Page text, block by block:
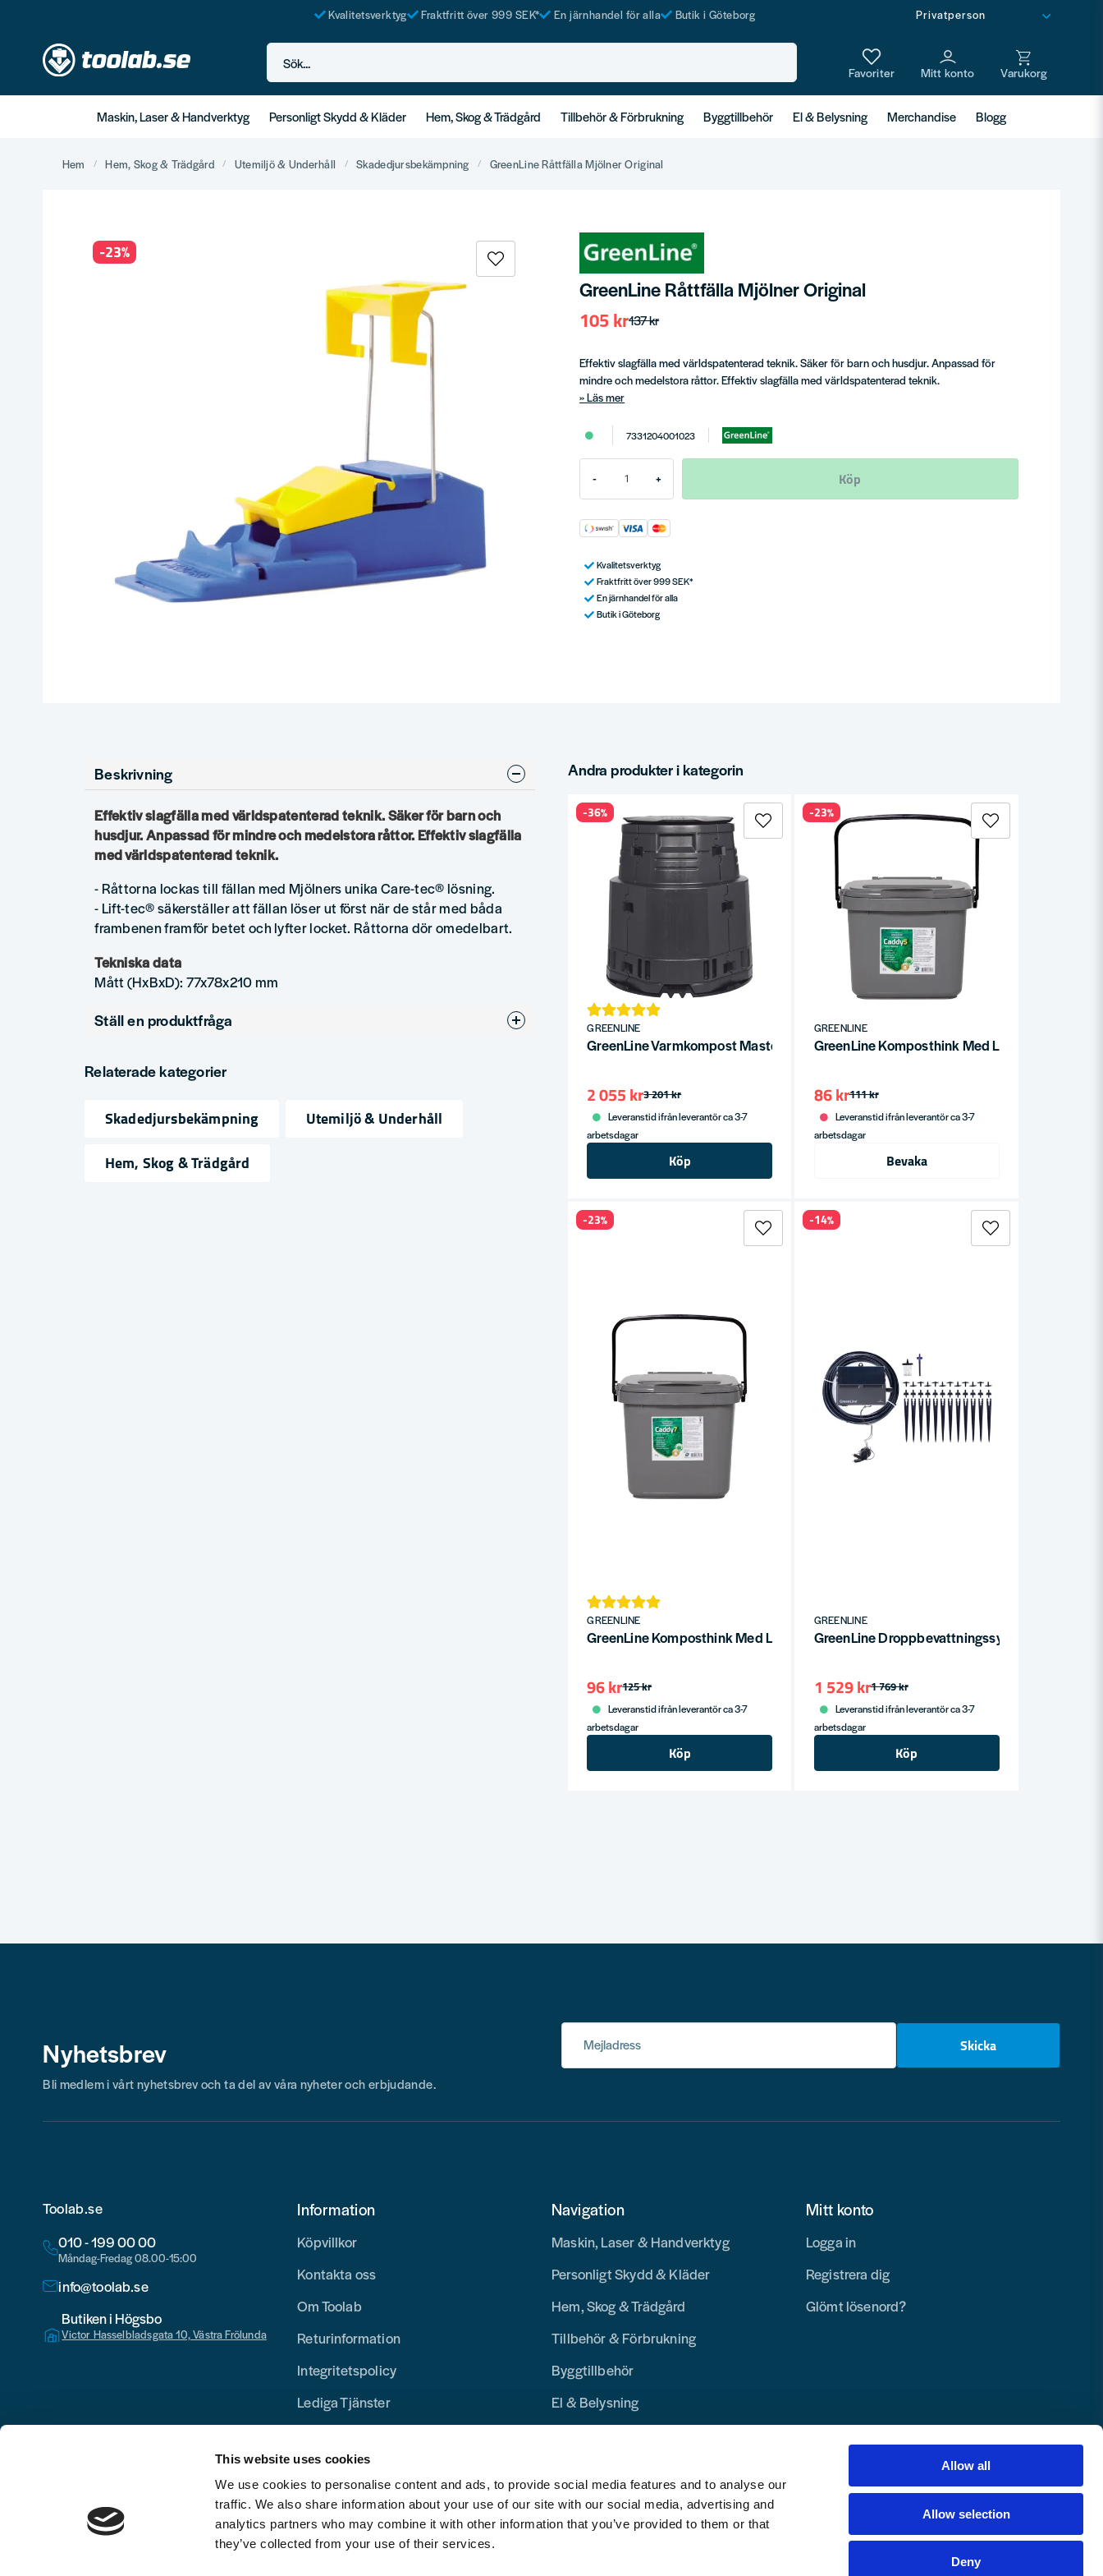
This website uses cookies
We use cookies to personalise content and ads, to provide social media features and to analyse our
traffic. We also share information about your use of our site with our social media, advertising and
analytics partners who may combine it with other information that you’ve provided to them or that
they’ve collected from your use of their services.
Allow all
Allow selection
Deny
Kvalitetsverktyg Fraktfritt över 999 SEK* En järnhandel för alla Butik i Göteborg
Sök...
Maskin, Laser & Handverktyg Personligt Skydd & Kläder Hem, Skog & Trädgård Tillbehör & Förbrukning Byggtillbehör El & Belysning Merchandise Blogg
Hem Hem, Skog & Trädgård Utemiljö & Underhåll Skadedjursbekämpning GreenLine Råttfälla Mjölner Original
-23%
GreenLine Råttfälla Mjölner Original
137 kr
105 kr
Effektiv slagfälla med världspatenterad teknik. Säker för barn och husdjur. Anpassad för
mindre och medelstora råttor. Effektiv slagfälla med världspatenterad teknik.
Läs mer
7331204001023
- + Köp
Kvalitetsverktyg
Fraktfritt över 999 SEK*
En järnhandel för alla
Butik i Göteborg
Beskrivning
Effektiv slagfälla med världspatenterad teknik. Säker för barn och
husdjur. Anpassad för mindre och medelstora råttor. Effektiv slagfälla
med världspatenterad teknik.
- Råttorna lockas till fällan med Mjölners unika Care-tec® lösning.
- Lift-tec® säkerställer att fällan löser ut först när de står med båda
frambenen framför betet och lyfter locket. Råttorna dör omedelbart.
Tekniska data
Mått (HxBxD): 77x78x210 mm
Ställ en produktfråga
Fråga oss något om denna produkten...
Relaterade kategorier
Skadedjursbekämpning
Utemiljö & Underhåll
Hem, Skog & Trädgård
Andra produkter i kategorin
GREENLINE
GreenLine Varmkompost Master 375L
3 201 kr
2 055 kr
Leveranstid ifrån leverantör ca 3-7
arbetsdagar
Köp
-36%
GREENLINE
GreenLine Komposthink Med Lock Grå 5L
111 kr
86 kr
Leveranstid ifrån leverantör ca 3-7
arbetsdagar
Bevaka
-23%
GREENLINE
GreenLine Komposthink Med Lock Grå 7L
125 kr
96 kr
Leveranstid ifrån leverantör ca 3-7
arbetsdagar
Köp
-23%
GREENLINE
GreenLine Droppbevattningssystem EADS-12
1 769 kr
1 529 kr
Leveranstid ifrån leverantör ca 3-7
arbetsdagar
Köp
-14%
Nyhetsbrev Mejladress Skicka
Bli medlem i vårt nyhetsbrev och ta del av våra nyheter och erbjudande.
Toolab.se
010 - 199 00 00
Måndag-Fredag 08.00-15:00
info@toolab.se
Butiken i Högsbo
Victor Hasselbladsgata 10, Västra Frölunda
Information
Köpvillkor
Kontakta oss
Om Toolab
Returinformation
Integritetspolicy
Lediga Tjänster
Navigation
Maskin, Laser & Handverktyg
Personligt Skydd & Kläder
Hem, Skog & Trädgård
Tillbehör & Förbrukning
Byggtillbehör
El & Belysning
Mitt konto
Logga in
Registrera dig
Glömt lösenord?
Copyright © 2025 Toolab Verktyg AB.